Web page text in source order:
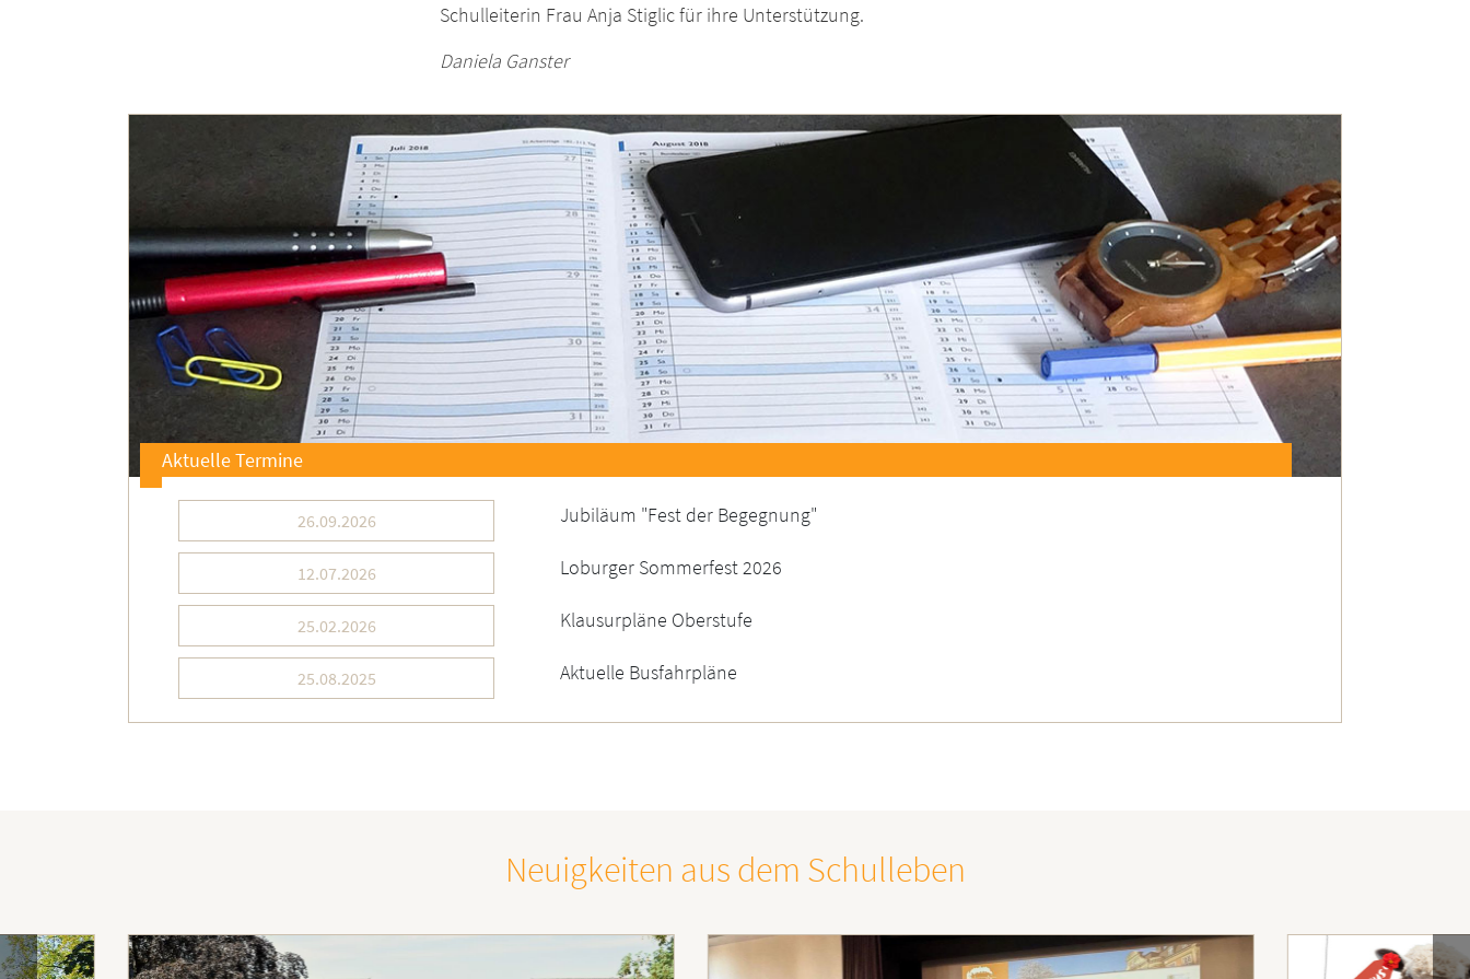
Schulleiterin Frau Anja Stiglic für ihre Unterstützung.
Daniela Ganster
Aktuelle Termine
26.09.2026 Jubiläum "Fest der Begegnung"
12.07.2026 Loburger Sommerfest 2026
25.02.2026 Klausurpläne Oberstufe
25.08.2025 Aktuelle Busfahrpläne
Neuigkeiten aus dem Schulleben